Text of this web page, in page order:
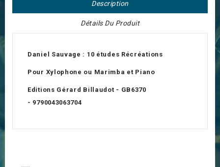
Description
Détails Du Produit
Daniel Sauvage : 10 études Récréations
Pour Xylophone ou Marimba et Piano
Editions Gérard Billaudot - GB6370
- 9790043063704